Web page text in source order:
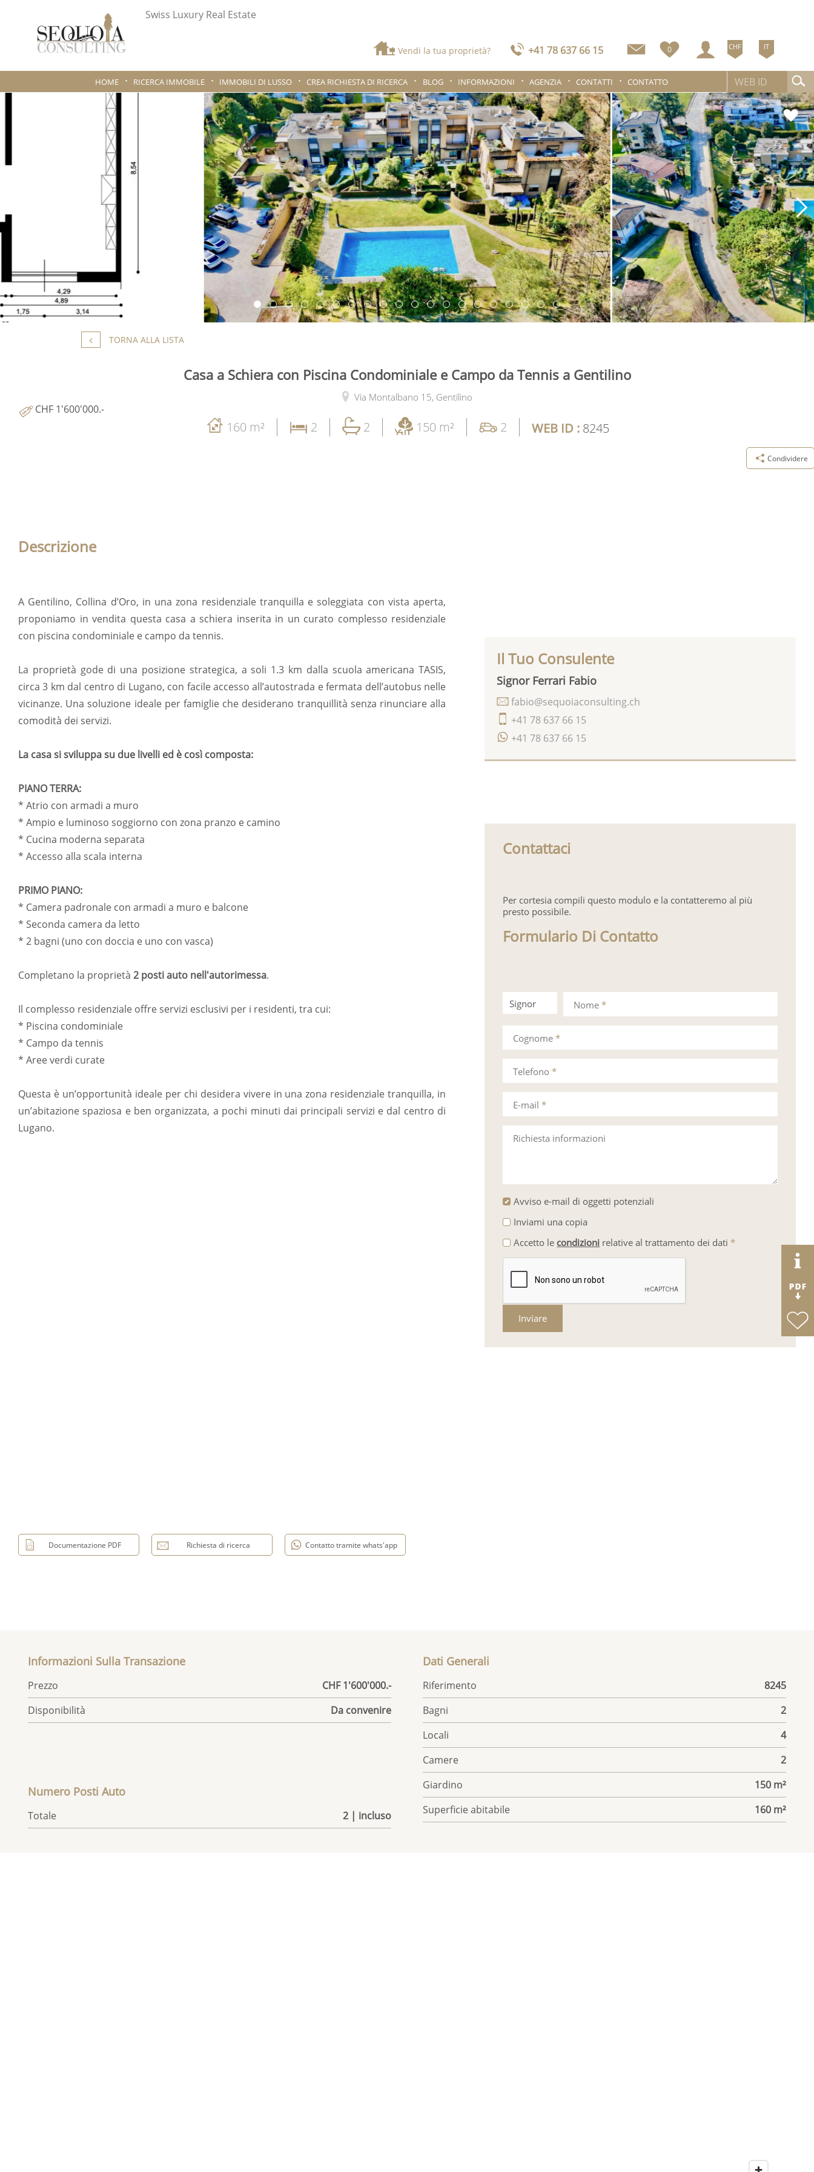
Swiss Luxury Real Estate
Vendi la tua proprietà? +41 78 637 66 15 0 CHF IT
HOME RICERCA IMMOBILE IMMOBILI DI LUSSO CREA RICHIESTA DI RICERCA BLOG INFORMAZIONI AGENZIA CONTATTI CONTATTO
TORNA ALLA LISTA
Casa a Schiera con Piscina Condominiale e Campo da Tennis a Gentilino
Via Montalbano 15, Gentilino
CHF 1'600'000.-
160 m² 2 2 150 m² 2 WEB ID : 8245
Condividere
Descrizione
A Gentilino, Collina d’Oro, in una zona residenziale tranquilla e soleggiata con vista aperta,
proponiamo in vendita questa casa a schiera inserita in un curato complesso residenziale
con piscina condominiale e campo da tennis.
La proprietà gode di una posizione strategica, a soli 1.3 km dalla scuola americana TASIS,
circa 3 km dal centro di Lugano, con facile accesso all’autostrada e fermata dell’autobus nelle
vicinanze. Una soluzione ideale per famiglie che desiderano tranquillità senza rinunciare alla
comodità dei servizi.
La casa si sviluppa su due livelli ed è così composta:
PIANO TERRA:
* Atrio con armadi a muro
* Ampio e luminoso soggiorno con zona pranzo e camino
* Cucina moderna separata
* Accesso alla scala interna
PRIMO PIANO:
* Camera padronale con armadi a muro e balcone
* Seconda camera da letto
* 2 bagni (uno con doccia e uno con vasca)
Completano la proprietà 2 posti auto nell'autorimessa.
Il complesso residenziale offre servizi esclusivi per i residenti, tra cui:
* Piscina condominiale
* Campo da tennis
* Aree verdi curate
Questa è un’opportunità ideale per chi desidera vivere in una zona residenziale tranquilla, in
un’abitazione spaziosa e ben organizzata, a pochi minuti dai principali servizi e dal centro di
Lugano.
Il Tuo Consulente
Signor Ferrari Fabio
+41 78 637 66 15
+41 78 637 66 15
fabio@sequoiaconsulting.ch
Contattaci
Per cortesia compili questo modulo e la contatteremo al più
presto possibile.
Formulario Di Contatto
Signor
Signora
Nome*
Telefono*
Richiesta informazioni
Cognome*
E-mail*
Avviso e-mail di oggetti potenziali
Inviami una copia
Accetto le condizioni relative al trattamento dei dati *
Inviare
Documentazione PDF Richiesta di ricerca Contatto tramite whats'app
Informazioni Sulla Transazione
Prezzo
CHF 1'600'000.-
Disponibilità
Da convenire
Numero Posti Auto
Totale 2 | incluso
Dati Generali
Riferimento
8245
Bagni
2
Locali
4
Camere
2
Giardino
150 m²
Superficie abitabile
160 m²